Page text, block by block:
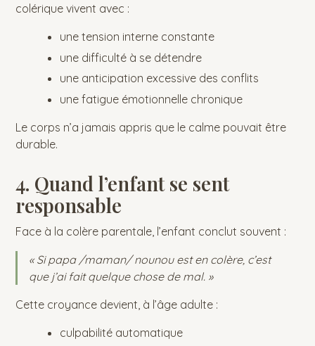
colérique vivent avec :
une tension interne constante
une difficulté à se détendre
une anticipation excessive des conflits
une fatigue émotionnelle chronique
Le corps n’a jamais appris que le calme pouvait être
durable.
4. Quand l’enfant se sent
responsable
Face à la colère parentale, l’enfant conclut souvent :
« Si papa /maman/ nounou est en colère, c’est
que j’ai fait quelque chose de mal. »
Cette croyance devient, à l’âge adulte :
culpabilité automatique